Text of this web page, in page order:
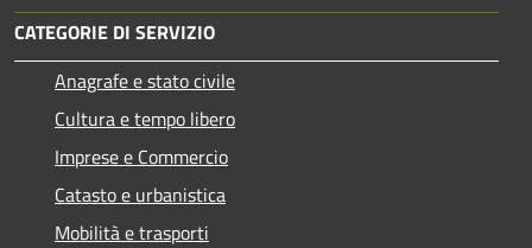
CATEGORIE DI SERVIZIO
Anagrafe e stato civile
Cultura e tempo libero
Imprese e Commercio
Catasto e urbanistica
Mobilità e trasporti